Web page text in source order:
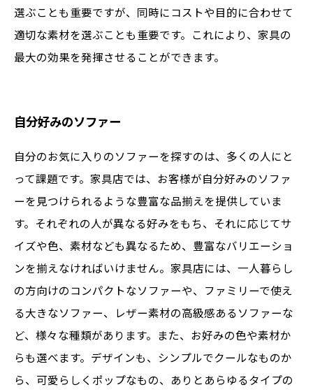
選ぶことも重要ですが、同時にコストや目的に合わせて
適切な素材を選ぶことも重要です。これにより、家具の
最大の効果を発揮させることができます。
自分好みのソファー
自分のお気に入りのソファーを探すのは、多くの人にと
って課題です。家具店では、お客様が自分好みのソファ
ーを見つけられるような豊富な品揃えを提供していま
す。それぞれの人が異なる好みをもち、それに応じてサ
イズや色、素材なども異なるため、豊富なバリエーショ
ンを揃えなければいけません。家具店には、一人暮らし
の方向けのコンパクトなソファーや、ファミリーで使え
る大きなソファー、レザー素材の高級感あるソファーな
ど、様々な種類があります。また、お好みの色や素材か
らも選べます。デザインも、シンプルでクールなものか
ら、可愛らしくポップなもの、ありとあらゆるタイプの